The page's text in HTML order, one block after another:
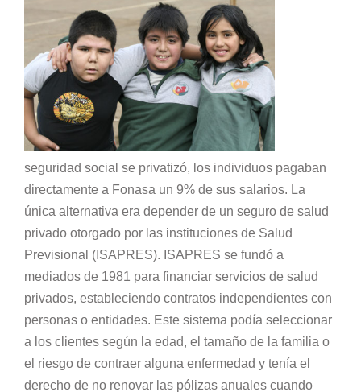
seguridad social se privatizó, los individuos pagaban
directamente a Fonasa un 9% de sus salarios. La
única alternativa era depender de un seguro de salud
privado otorgado por las instituciones de Salud
Previsional (ISAPRES). ISAPRES se fundó a
mediados de 1981 para financiar servicios de salud
privados, estableciendo contratos independientes con
personas o entidades. Este sistema podía seleccionar
a los clientes según la edad, el tamaño de la familia o
el riesgo de contraer alguna enfermedad y tenía el
derecho de no renovar las pólizas anuales cuando